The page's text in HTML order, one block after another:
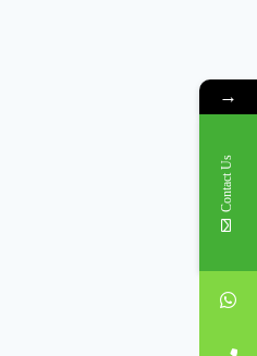
→
Contact Us